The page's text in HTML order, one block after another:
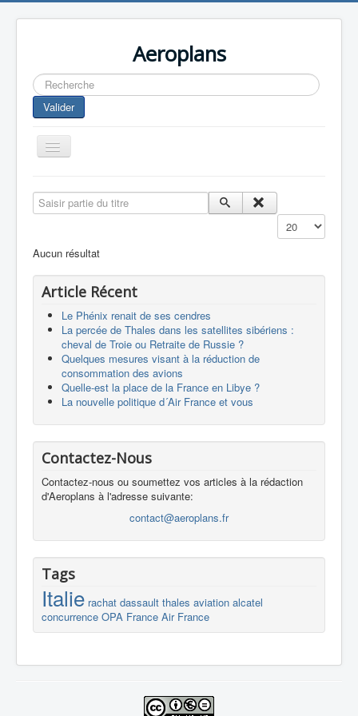
Aeroplans
Rechercher
Valider
Toggle
Navigation
Aviation Commerciale
Europespace
Drones
Saisir partie du titre
Affichage #
Aucun résultat
Article Récent
Le Phénix renait de ses cendres
La percée de Thales dans les satellites sibériens :
cheval de Troie ou Retraite de Russie ?
Quelques mesures visant à la réduction de
consommation des avions
Quelle-est la place de la France en Libye ?
La nouvelle politique d´Air France et vous
Contactez-Nous
Contactez-nous ou soumettez vos articles à la rédaction
d'Aeroplans à l'adresse suivante:
contact@aeroplans.fr
Tags
Italie rachat dassault thales aviation alcatel
concurrence OPA France Air France